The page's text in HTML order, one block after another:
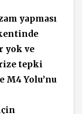
yapması
yok ve
tepki
M4 Yolu’nu